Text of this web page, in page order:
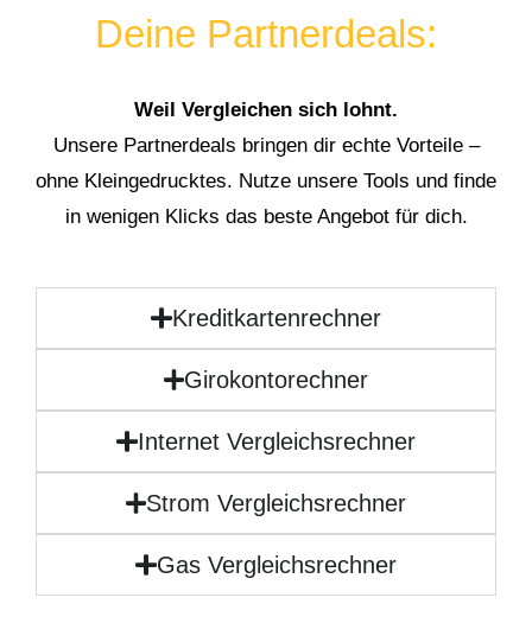
Deine Partnerdeals:
Weil Vergleichen sich lohnt.
Unsere Partnerdeals bringen dir echte Vorteile –
ohne Kleingedrucktes. Nutze unsere Tools und finde
in wenigen Klicks das beste Angebot für dich.
Kreditkartenrechner
Girokontorechner
Internet Vergleichsrechner
Strom Vergleichsrechner
Gas Vergleichsrechner